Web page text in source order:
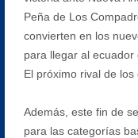
Peña de Los
convierten en los
para llegar al ecuador
El próximo rival de los
Además, este fin de
para las categorías